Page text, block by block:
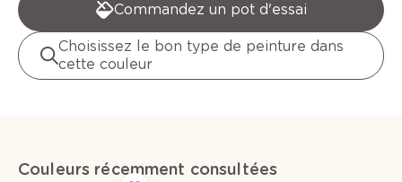
Commandez un pot d'essai
Choisissez le bon type de peinture dans
cette couleur
Couleurs récemment consultées